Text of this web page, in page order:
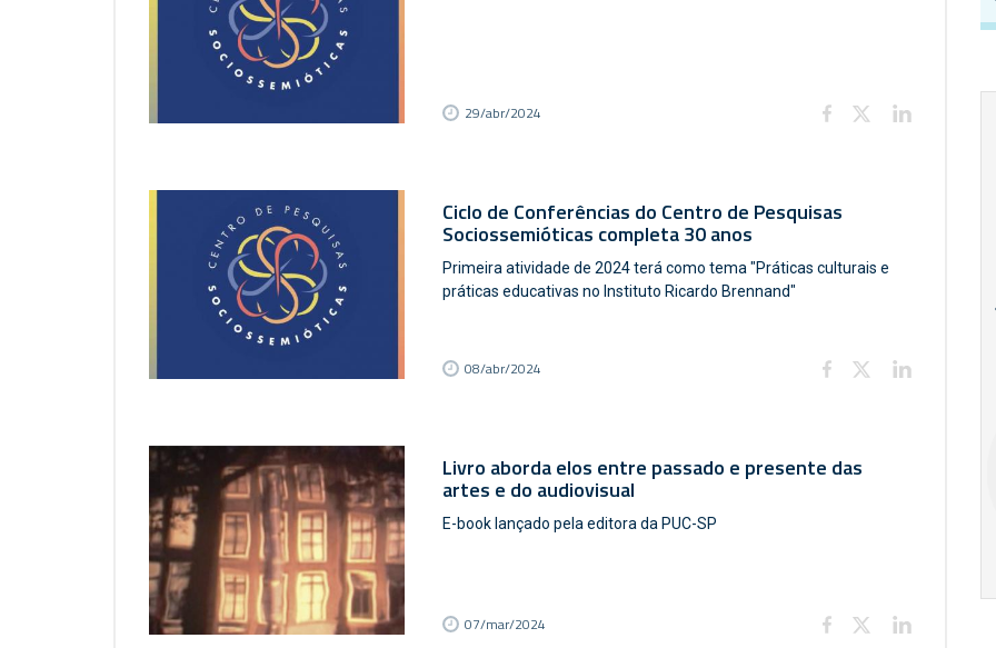
29/abr/2024
Ciclo de Conferências do Centro de Pesquisas
Sociossemióticas completa 30 anos
Primeira atividade de 2024 terá como tema "Práticas culturais e
práticas educativas no Instituto Ricardo Brennand"
08/abr/2024
Livro aborda elos entre passado e presente das
artes e do audiovisual
E-book lançado pela editora da PUC-SP
07/mar/2024
18
PUC-SP